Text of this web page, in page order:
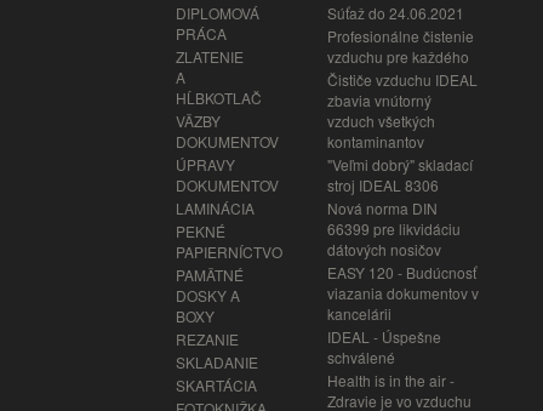
DIPLOMOVÁ
PRÁCA
ZLATENIE
A
HĹBKOTLAČ
VÄZBY
DOKUMENTOV
ÚPRAVY
DOKUMENTOV
LAMINÁCIA
PEKNÉ
PAPIERNÍCTVO
PAMÄTNÉ
DOSKY A
BOXY
REZANIE
SKLADANIE
SKARTÁCIA
Súťaž do 24.06.2021
Profesionálne čistenie
vzduchu pre každého
Čističe vzduchu IDEAL
zbavia vnútorný
vzduch všetkých
kontaminantov
"Veľmi dobrý" skladací
stroj IDEAL 8306
Nová norma DIN
66399 pre likvidáciu
dátových nosičov
EASY 120 - Budúcnosť
viazania dokumentov v
kancelárii
IDEAL - Úspešne
schválené
Health is in the air -
Zdravie je vo vzduchu